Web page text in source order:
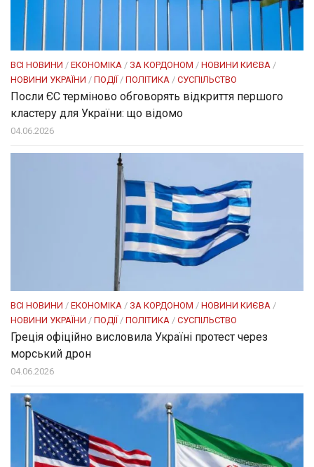
ВСІ НОВИНИ / ЕКОНОМІКА / ЗА КОРДОНОМ / НОВИНИ КИЄВА /
НОВИНИ УКРАЇНИ / ПОДІЇ / ПОЛІТИКА / СУСПІЛЬСТВО
Посли ЄC терміново обговорять відкриття першого
кластеру для України: що відомо
04.06.2026
ВСІ НОВИНИ / ЕКОНОМІКА / ЗА КОРДОНОМ / НОВИНИ КИЄВА /
НОВИНИ УКРАЇНИ / ПОДІЇ / ПОЛІТИКА / СУСПІЛЬСТВО
Греція офіційно висловила Україні протест через
морський дрон
04.06.2026